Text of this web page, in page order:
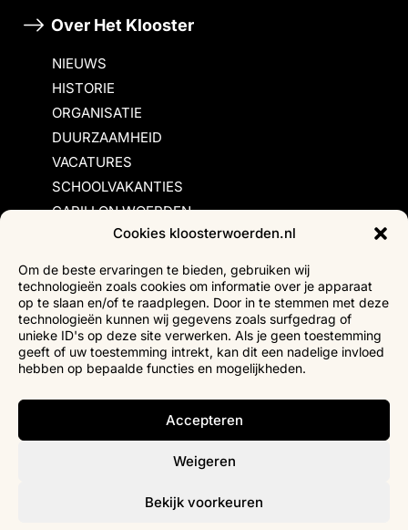
Cookies kloosterwoerden.nl
Om de beste ervaringen te bieden, gebruiken wij
technologieën zoals cookies om informatie over je apparaat
op te slaan en/of te raadplegen. Door in te stemmen met deze
technologieën kunnen wij gegevens zoals surfgedrag of
unieke ID's op deze site verwerken. Als je geen toestemming
geeft of uw toestemming intrekt, kan dit een nadelige invloed
hebben op bepaalde functies en mogelijkheden.
Accepteren
Weigeren
Bekijk voorkeuren
Over Het Klooster
NIEUWS
HISTORIE
ORGANISATIE
DUURZAAMHEID
VACATURES
SCHOOLVAKANTIES
CARILLON WOERDEN
Inschrijvingsvoorwaarden
Bezoekersvoorwaarden
Huurvoorwaarden
Privacyverklaring
Ticketverkoop